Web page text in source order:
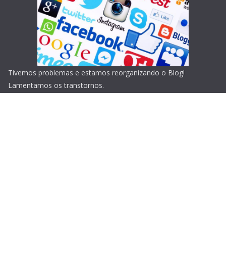
Tivemos problemas e estamos reorganizando o Blog!
Lamentamos os transtornos.